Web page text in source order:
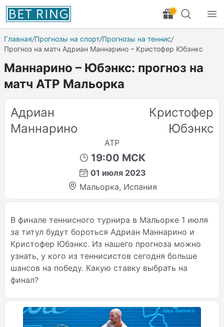
Главная/Прогнозы на спорт/Прогнозы на теннис/
Прогноз на матч Адриан Маннарино – Кристофер Юбэнкс
Маннарино – Юбэнкс: прогноз на
матч ATP Мальорка
Адриан
Маннарино
Кристофер
Юбэнкс
ATP
19:00 МСК
01 июля 2023
Мальорка, Испания
В финале теннисного турнира в Мальорке 1 июля
за титул будут бороться Адриан Маннарино и
Кристофер Юбэнкс. Из нашего прогноза можно
узнать, у кого из теннисистов сегодня больше
шансов на победу. Какую ставку выбрать на
финал?